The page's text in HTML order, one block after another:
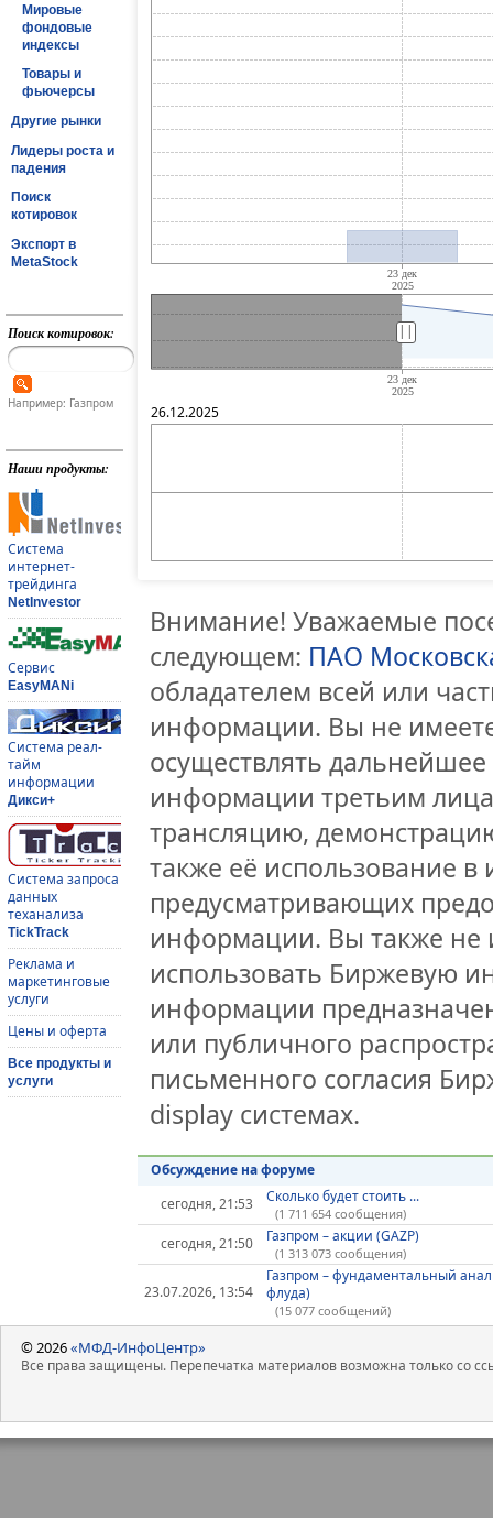
Мировые
фондовые
индексы
Товары и
фьючерсы
Другие рынки
Лидеры роста и
падения
Поиск
котировок
Экспорт в
MetaStock
Поиск котировок:
Например: Газпром
Наши продукты:
Система
интернет-
трейдинга
NetInvestor
Сервис
EasyMANi
Система реал-
тайм
информации
Дикси+
Система запроса
данных
теханализа
TickTrack
Реклама и
маркетинговые
услуги
Цены и оферта
Все продукты и
услуги
||
26.12.2025
Внимание! Уважаемые
следующем: ПАО
обладателем всей или
информации. Вы не
осуществлять
информации третьим
трансляцию,
также её использование
предусматривающих
информации. Вы также не
использовать Биржевую
информации
или публичного
письменного согласия
display системах.
Обсуждение на форуме
сегодня, 21:53
Сколько будет стоить ...
(1 711 654 сообщения)
сегодня, 21:50 Газпром – акции (GAZP)
(1 313 073 сообщения)
23.07.2026, 13:54
Газпром – фундаментальный
флуда)
(15 077 сообщений)
© 2026«МФД-ИнфоЦентр»
Все права защищены. Перепечатка материалов возможна только со